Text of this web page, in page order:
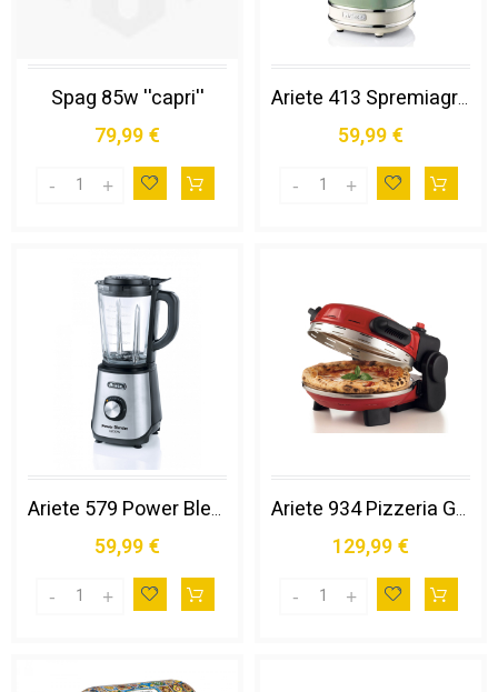
Spag 85w ''capri''
79,99 €
Ariete 413 Spremiagrumi Elettrico con Leva - Salvagoccia - Motore Silenzioso - 85 Watt - Design Vintage - Verde
59,99 €
Ariete 579 Power Blender 1200w, Frullatore, 1200w, 4 Lame in Acciaio Inox, 2 Velocità + Funzione Pulse, Capacità 1,5 L, Piedini Antiscivolo, Coperchio Superiore, Metal
59,99 €
Ariete 934 Pizzeria Gourmet, Forno per Pizza Napoletana e Calzoni, 1500w, Temperatura 400°c, 3 Minuti di Cottura, Pietra Refrattaria Rimovibile, Regolazione Temperatura Inferiore e Superiore, Rosso
129,99 €